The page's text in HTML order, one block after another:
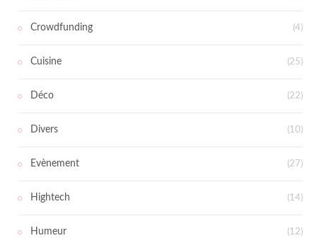
Crowdfunding (4)
Cuisine (25)
Déco (22)
Divers (10)
Evènement (27)
Hightech (14)
Humeur (12)